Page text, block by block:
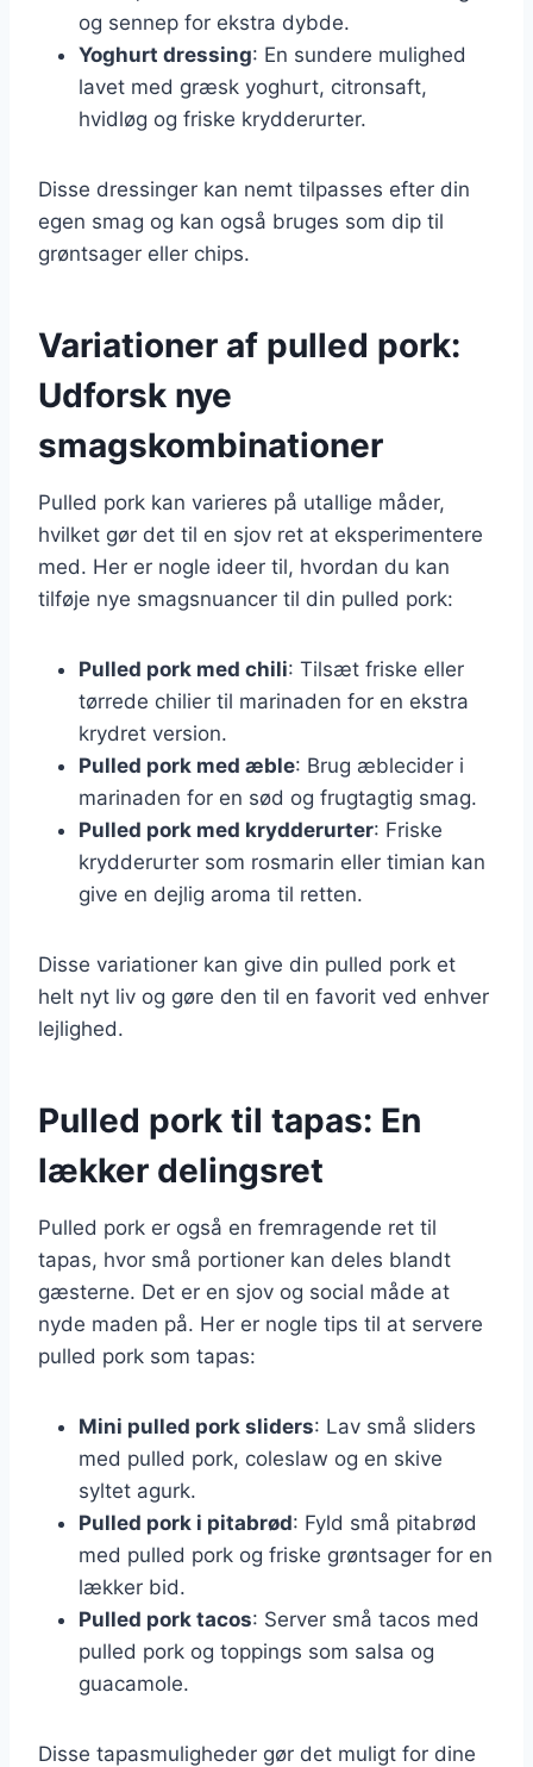
og sennep for ekstra dybde.
Yoghurt dressing: En sundere mulighed
lavet med græsk yoghurt, citronsaft,
hvidløg og friske krydderurter.
Disse dressinger kan nemt tilpasses efter din
egen smag og kan også bruges som dip til
grøntsager eller chips.
Variationer af pulled pork:
Udforsk nye
smagskombinationer
Pulled pork kan varieres på utallige måder,
hvilket gør det til en sjov ret at eksperimentere
med. Her er nogle ideer til, hvordan du kan
tilføje nye smagsnuancer til din pulled pork:
Pulled pork med chili: Tilsæt friske eller
tørrede chilier til marinaden for en ekstra
krydret version.
Pulled pork med æble: Brug æblecider i
marinaden for en sød og frugtagtig smag.
Pulled pork med krydderurter: Friske
krydderurter som rosmarin eller timian kan
give en dejlig aroma til retten.
Disse variationer kan give din pulled pork et
helt nyt liv og gøre den til en favorit ved enhver
lejlighed.
Pulled pork til tapas: En
lækker delingsret
Pulled pork er også en fremragende ret til
tapas, hvor små portioner kan deles blandt
gæsterne. Det er en sjov og social måde at
nyde maden på. Her er nogle tips til at servere
pulled pork som tapas:
Mini pulled pork sliders: Lav små sliders
med pulled pork, coleslaw og en skive
syltet agurk.
Pulled pork i pitabrød: Fyld små pitabrød
med pulled pork og friske grøntsager for en
lækker bid.
Pulled pork tacos: Server små tacos med
pulled pork og toppings som salsa og
guacamole.
Disse tapasmuligheder gør det muligt for dine